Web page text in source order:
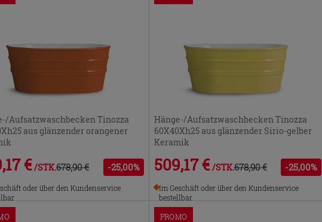
Aufsatzwaschbecken Tinozza
aus glänzender orangener
€ /STK.678,90 € -25,00%
oder über den Kundenservice
Hänge-/Aufsatzwaschbecken Tinozza
60X40Xh25 aus glänzender Sirio-gelber
Keramik
509,17 € /STK.678,90 € -25,00%
Im Geschäft oder über den Kundenservice
bestellbar
PROMO